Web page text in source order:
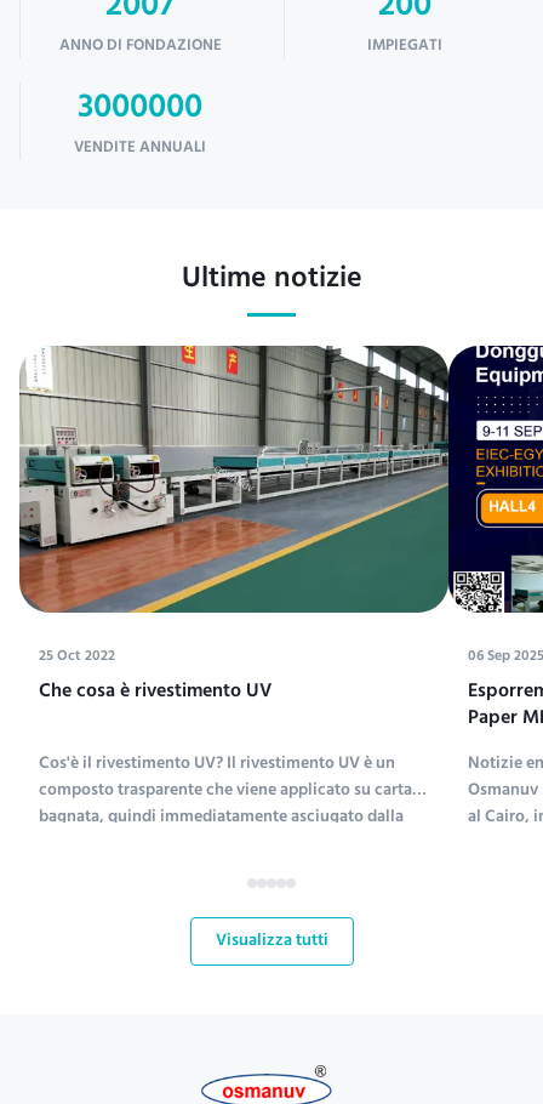
ANNO DI FONDAZIONE IMPIEGATI
3000000
VENDITE ANNUALI
Ultime notizie
25 Oct 2022
Che cosa è rivestimento UV
Cos'è il rivestimento UV? Il rivestimento UV è un
composto trasparente che viene applicato su carta
bagnata, quindi immediatamente asciugato dalla
l'abbreviazione di rivestimento ultravioletto).;Le
sostanze chimiche per il rivestimento UV includono
06 Sep 2025
Paper
Notizie
al Cairo,
Visualizza tutti